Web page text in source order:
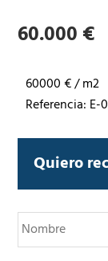
60.000 €
60000 € / m2
Referencia: E-
Quiero
N
o
m